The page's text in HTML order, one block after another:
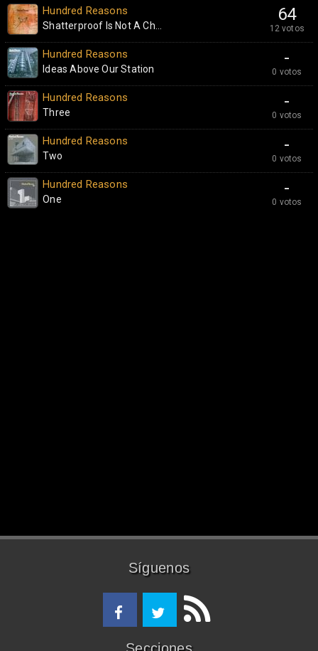
64
12 votos
Hundred Reasons
Shatterproof Is Not A Ch...
-
0 votos
Hundred Reasons
Ideas Above Our Station
-
0 votos
Hundred Reasons
Three
-
0 votos
Hundred Reasons
Two
-
0 votos
Hundred Reasons
One
Síguenos